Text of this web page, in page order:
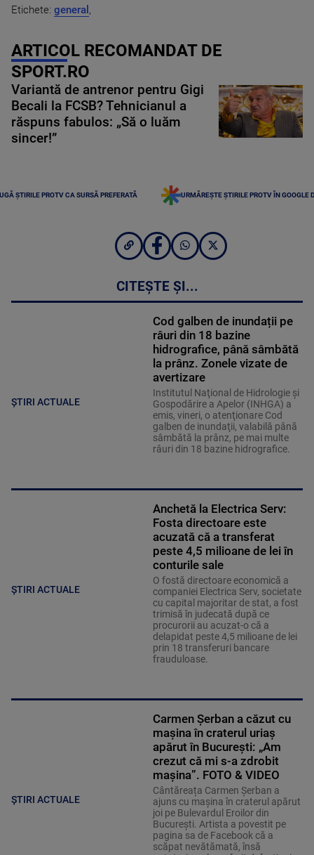
Etichete: general ,
ARTICOL RECOMANDAT DE
SPORT.RO
Variantă de antrenor pentru Gigi
Becali la FCSB? Tehnicianul a
răspuns fabulos: „Să o luăm
sincer!”
ȘTIRILE PROTV CA SURSĂ PREFERATĂ URMĂREȘTE ȘTIRILE PROTV ÎN GOOGLE
CITEȘTE ȘI...
ȘTIRI ACTUALE
Cod galben de inundații pe
râuri din 18 bazine
hidrografice, până sâmbătă
la prânz. Zonele vizate de
avertizare
Institutul Naţional de Hidrologie şi
Gospodărire a Apelor (INHGA) a
emis, vineri, o atenţionare Cod
galben de inundaţii, valabilă până
sâmbătă la prânz, pe mai multe
râuri din 18 bazine hidrografice.
ȘTIRI ACTUALE
Anchetă la Electrica Serv:
Fosta directoare este
acuzată că a transferat
peste 4,5 milioane de lei în
conturile sale
O fostă directoare economică a
companiei Electrica Serv, societate
cu capital majoritar de stat, a fost
trimisă în judecată după ce
procurorii au acuzat-o că a
delapidat peste 4,5 milioane de lei
prin 18 transferuri bancare
frauduloase.
ȘTIRI ACTUALE
Carmen Șerban a căzut cu
mașina în craterul uriaș
apărut în București: „Am
crezut că mi s-a zdrobit
mașina”. FOTO & VIDEO
Cântăreața Carmen Șerban a
ajuns cu mașina în craterul apărut
joi pe Bulevardul Eroilor din
București. Artista a povestit pe
pagina sa de Facebook că a
scăpat nevătămată, însă